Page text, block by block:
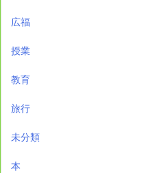
広福
授業
教育
旅行
未分類
本